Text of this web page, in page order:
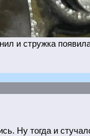
и стружка
Ну тогда и